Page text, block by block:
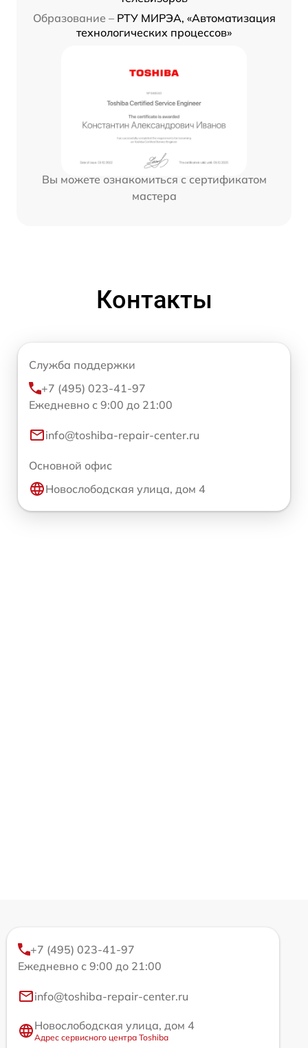
Образование – РТУ МИРЭА, «Автоматизация
технологических процессов»
Вы можете ознакомиться с сертификатом
мастера
Контакты
Служба поддержки
+7 (495) 023-41-97
Ежедневно с 9:00 до 21:00
info@toshiba-repair-center.ru
Основной офис
Новослободская улица, дом 4
+7 (495) 023-41-97
Ежедневно с 9:00 до 21:00
info@toshiba-repair-center.ru
Новослободская улица, дом 4
Адрес сервисного центра Toshiba